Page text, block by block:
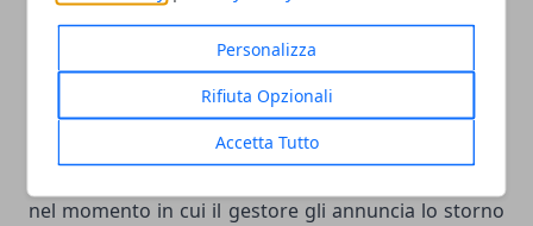
Personalizza
Rifiuta Opzionali
Accetta Tutto
Vi diciamo ciò perché, tanti clienti che hanno subito
un disservizio che sarebbe risarcibile tramite un
vero rimborso, si accontentano anche di un
nel momento in cui il gestore gli annuncia lo storno